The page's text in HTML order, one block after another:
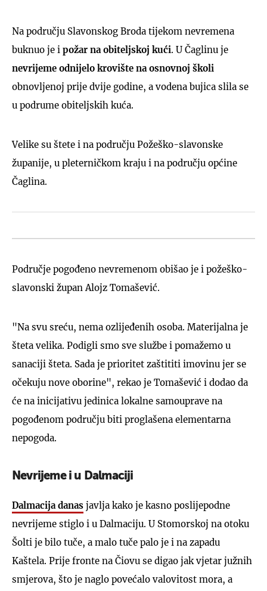
Na području Slavonskog Broda tijekom nevremena
buknuo je i požar na obiteljskoj kući. U Čaglinu je
nevrijeme odnijelo krovište na osnovnoj školi
obnovljenoj prije dvije godine, a vodena bujica slila se
u podrume obiteljskih kuća.
Velike su štete i na području Požeško-slavonske
županije, u pleterničkom kraju i na području općine
Čaglina.
Područje pogođeno nevremenom obišao je i požeško-
slavonski župan Alojz Tomašević.
"Na svu sreću, nema ozlijeđenih osoba. Materijalna je
šteta velika. Podigli smo sve službe i pomažemo u
sanaciji šteta. Sada je prioritet zaštititi imovinu jer se
očekuju nove oborine", rekao je Tomašević i dodao da
će na inicijativu jedinica lokalne samouprave na
pogođenom području biti proglašena elementarna
nepogoda.
Nevrijeme i u Dalmaciji
Dalmacija danas javlja kako je kasno poslijepodne
nevrijeme stiglo i u Dalmaciju. U Stomorskoj na otoku
Šolti je bilo tuče, a malo tuče palo je i na zapadu
Kaštela. Prije fronte na Čiovu se digao jak vjetar južnih
smjerova, što je naglo povećalo valovitost mora, a